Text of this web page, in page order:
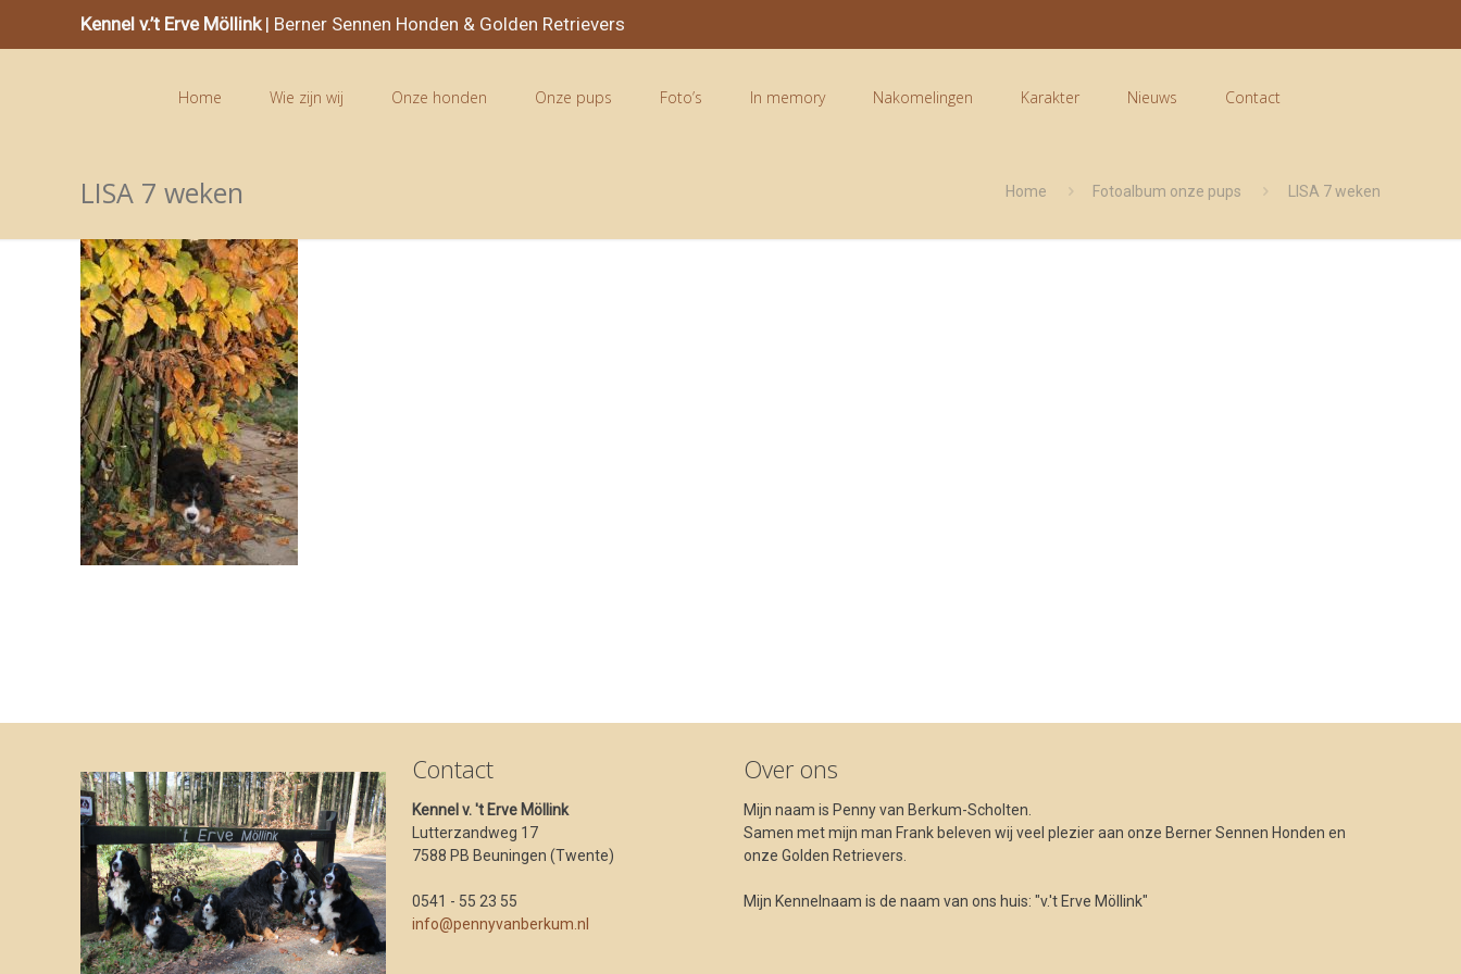
Kennel v.’t Erve Möllink| Berner Sennen Honden & Golden Retrievers
Home Wie zijn wij Onze honden Onze pups Foto’s In memory Nakomelingen Karakter Nieuws Contact
LISA 7 weken Home Fotoalbum onze pups LISA 7 weken
Contact
Kennel v. 't Erve Möllink
Lutterzandweg 17
7588 PB Beuningen (Twente)
0541 - 55 23 55
info@pennyvanberkum.nl
Over ons
Mijn naam is Penny van Berkum-Scholten.
Samen met mijn man Frank beleven wij veel plezier aan onze Berner Sennen Honden en
onze Golden Retrievers.
Mijn Kennelnaam is de naam van ons huis: "v.'t Erve Möllink"